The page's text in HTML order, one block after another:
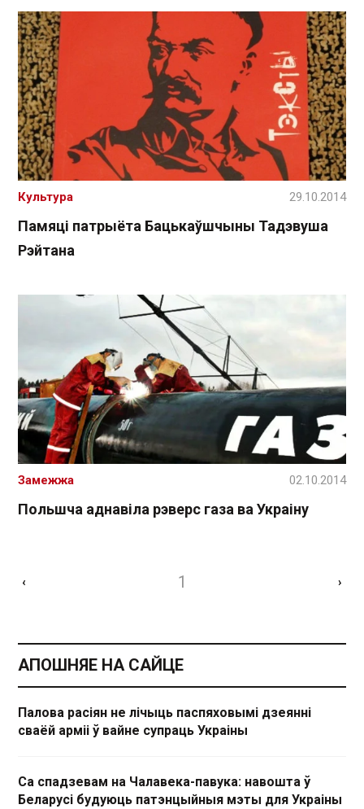
Памяці патрыёта Бацькаўшчыны Тадэвуша
Рэйтана
Культура 29.10.2014
Польшча аднавіла рэверс газа ва Украіну
Замежжа 02.10.2014
‹ 1 ›
АПОШНЯЕ НА САЙЦЕ
Палова расіян не лічыць паспяховымі дзеянні
сваёй арміі ў вайне супраць Украіны
Са спадзевам на Чалавека-павука: навошта ў
Беларусі будуюць патэнцыйныя мэты для Украіны